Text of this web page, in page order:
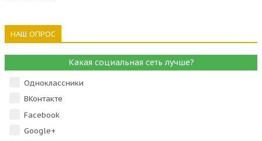
НАШ ОПРОС
Какая социальная сеть лучше?
Одноклассники
ВКонтакте
Facebook
Google+